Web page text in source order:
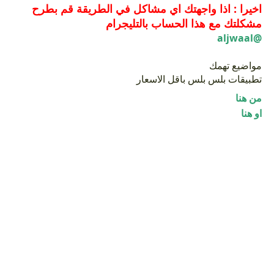
اخيرا : اذا واجهتك اي مشاكل في الطريقة قم بطرح
مشكلتك مع هذا الحساب بالتليجرام
@aljwaal
مواضيع تهمك
تطبيقات بلس بلس باقل الاسعار
من هنا
او هنا